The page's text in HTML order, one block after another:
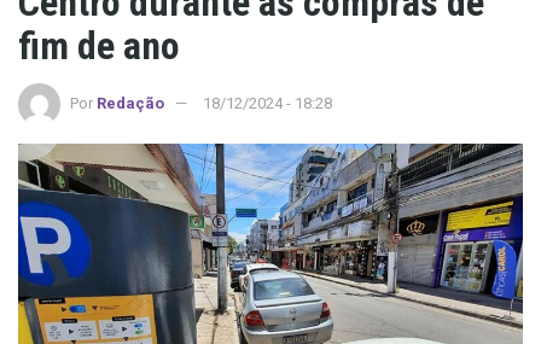
fim de ano
Por Redação 18/12/2024 - 18:28